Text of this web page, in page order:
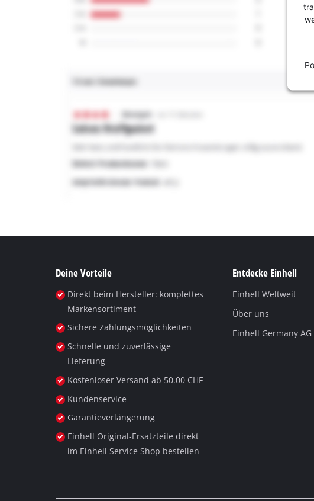
Deine Vorteile
Direkt beim Hersteller: komplettes
Markensortiment
Sichere Zahlungsmöglichkeiten
Schnelle und zuverlässige
Lieferung
Kostenloser Versand ab 50.00 CHF
Kundenservice
Garantieverlängerung
Einhell Original-Ersatzteile direkt
im Einhell Service Shop bestellen
Entdecke Einhell
Einhell Weltweit
Über uns
Einhell Germany AG